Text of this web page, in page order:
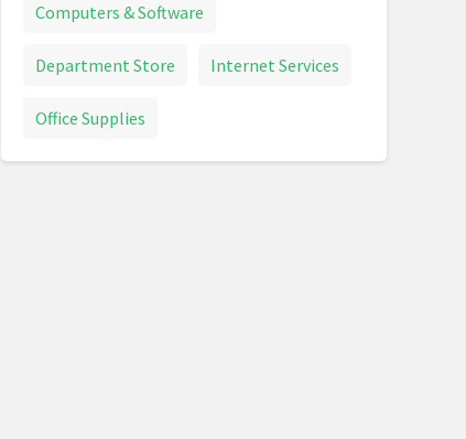
Computers & Software
Department Store Internet Services
Office Supplies